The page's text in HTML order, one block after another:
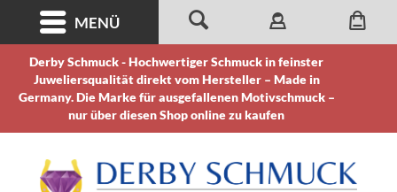
Derby Schmuck - Hochwertiger Schmuck in feinster
Juweliersqualität direkt vom Hersteller – Made in
Germany. Die Marke für ausgefallenen Motivschmuck –
nur über diesen Shop online zu kaufen
MENÜ